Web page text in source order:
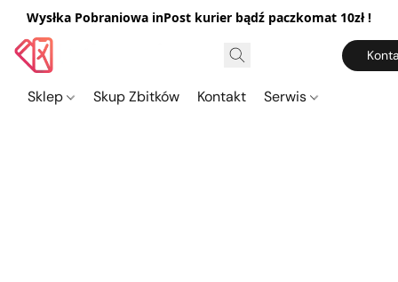
Wysłka Pobraniowa inPost kurier bądź paczkomat 10zł !
Sklep Skup Zbitków Kontakt Serwis